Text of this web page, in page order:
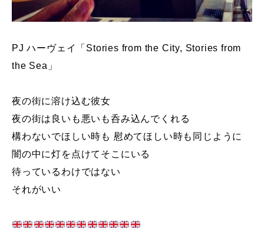
PJ ハーヴェイ「Stories from the City, Stories from
the Sea」
夜の街に溶け込む彼女
夜の街は良いも悪いも呑み込んでくれる
構わないでほしい時も 慰めてほしい時も同じように
闇の中に灯を点けてそこにいる
待っているわけではない
それがいい